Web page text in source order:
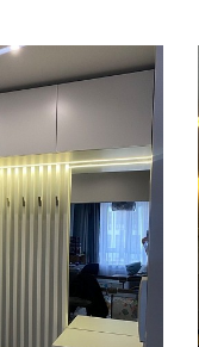
створчатые
створчатые
ПРИМЕНИТЬ